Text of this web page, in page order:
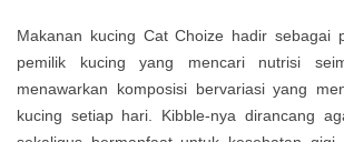
Makanan kucing Cat Choize hadir sebagai
pemilik kucing yang mencari nutrisi
menawarkan komposisi bervariasi yang
kucing setiap hari. Kibble-nya dirancang